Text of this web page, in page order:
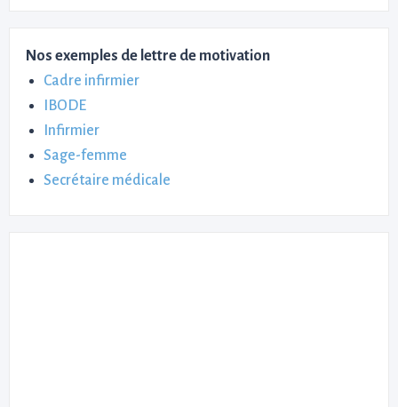
Nos exemples de lettre de motivation
Cadre infirmier
IBODE
Infirmier
Sage-femme
Secrétaire médicale